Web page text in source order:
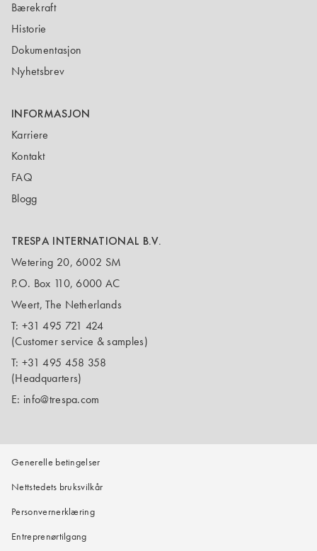
Bærekraft
Historie
Dokumentasjon
Nyhetsbrev
INFORMASJON
Karriere
Kontakt
FAQ
Blogg
TRESPA INTERNATIONAL B.V.
Wetering 20, 6002 SM
P.O. Box 110, 6000 AC
Weert, The Netherlands
T: +31 495 721 424
(Customer service & samples)
T: +31 495 458 358
(Headquarters)
E: info@trespa.com
Generelle betingelser
Nettstedets bruksvilkår
Personvernerklæring
Entreprenørtilgang